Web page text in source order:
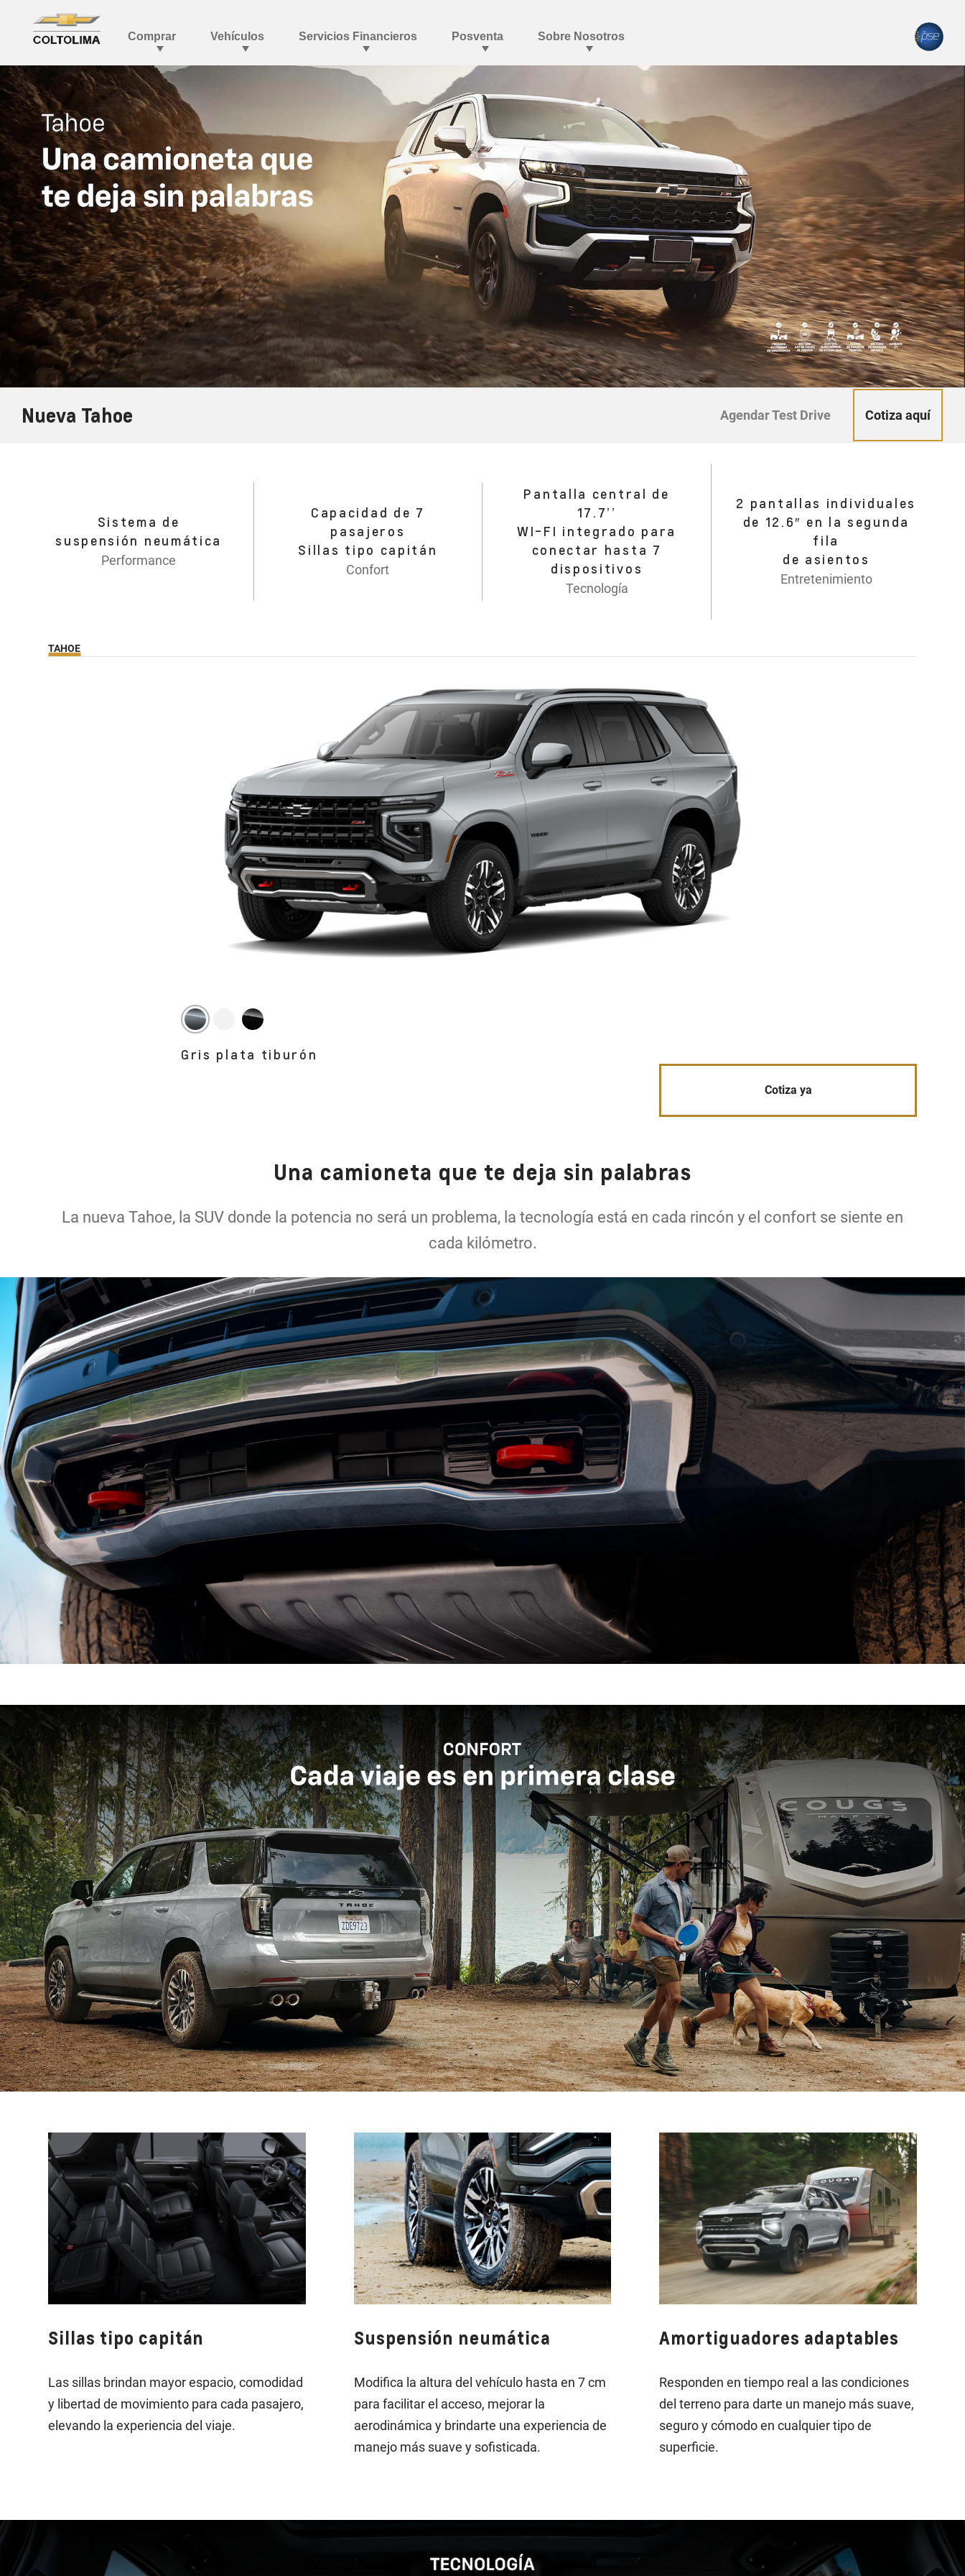
Nueva Tahoe Agendar Test Drive Cotiza aquí
Sistema de
suspensión neumática
Performance
Capacidad de 7
pasajeros
Sillas tipo capitán
Confort
Pantalla central de
17.7’’
WI-FI integrado para
conectar hasta 7
dispositivos
Tecnología
2 pantallas individuales
de 12.6″ en la segunda
fila
de asientos
Entretenimiento
TAHOE
Gris plata tiburón
Cotiza ya
Una camioneta que te deja sin palabras
La nueva Tahoe, la SUV donde la potencia no será un problema, la tecnología está en cada rincón y el confort se siente en
cada kilómetro.
Sillas tipo capitán
Las sillas brindan mayor espacio, comodidad
y libertad de movimiento para cada pasajero,
elevando la experiencia del viaje.
Suspensión neumática
Modifica la altura del vehículo hasta en 7 cm
para facilitar el acceso, mejorar la
aerodinámica y brindarte una experiencia de
manejo más suave y sofisticada.
Amortiguadores adaptables
Responden en tiempo real a las condiciones
del terreno para darte un manejo más suave,
seguro y cómodo en cualquier tipo de
superficie.